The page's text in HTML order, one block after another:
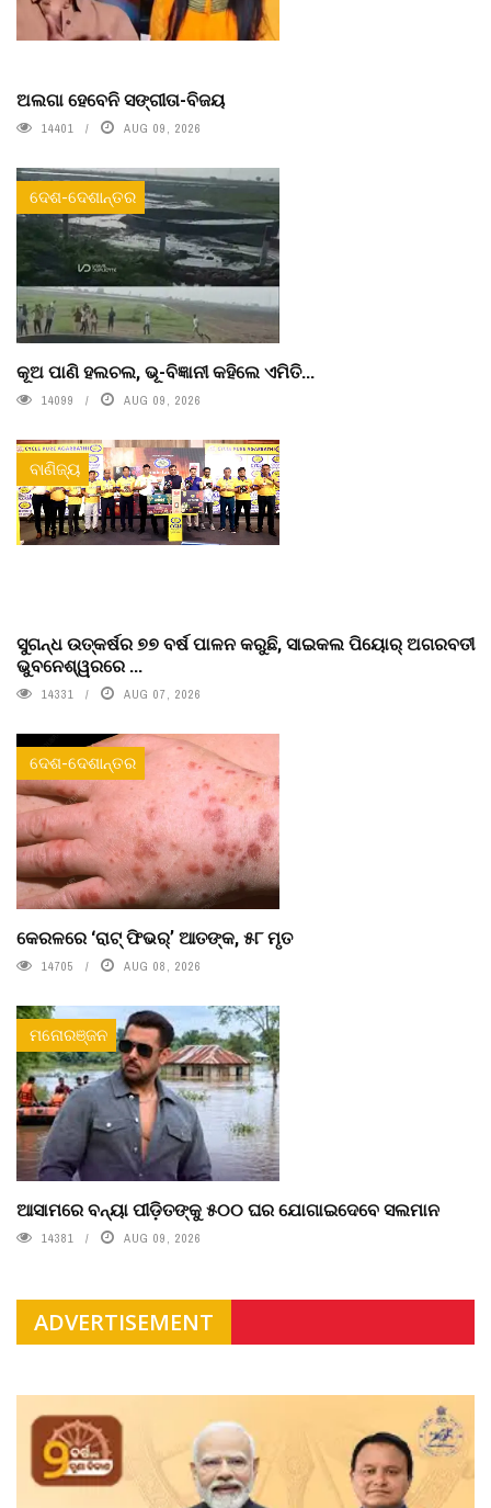
ଅଲଗା ହେବେନି ସଙ୍ଗୀତା-ବିଜୟ
14401 AUG 09, 2026
ଦେଶ-ଦେଶାନ୍ତର
କୂଅ ପାଣି ହଲଚଲ, ଭୂ-ବିଜ୍ଞାନୀ କହିଲେ ଏମିତି...
14099 AUG 09, 2026
ବାଣିଜ୍ୟ
ସୁଗନ୍ଧ ଉତ୍କର୍ଷର ୭୭ ବର୍ଷ ପାଳନ କରୁଛି, ସାଇକଲ ପିୟୋର୍‌ ଅଗରବତୀ
ଭୁବନେଶ୍ୱରରେ ...
14331 AUG 07, 2026
ଦେଶ-ଦେଶାନ୍ତର
କେରଳରେ ‘ରାଟ୍ ଫିଭର୍’ ଆତଙ୍କ, ୫୮ ମୃତ
14705 AUG 08, 2026
ମନୋରଞ୍ଜନ
ଆସାମରେ ବନ୍ୟା ପୀଡ଼ିତଙ୍କୁ ୫୦୦ ଘର ଯୋଗାଇଦେବେ ସଲମାନ
14381 AUG 09, 2026
ADVERTISEMENT